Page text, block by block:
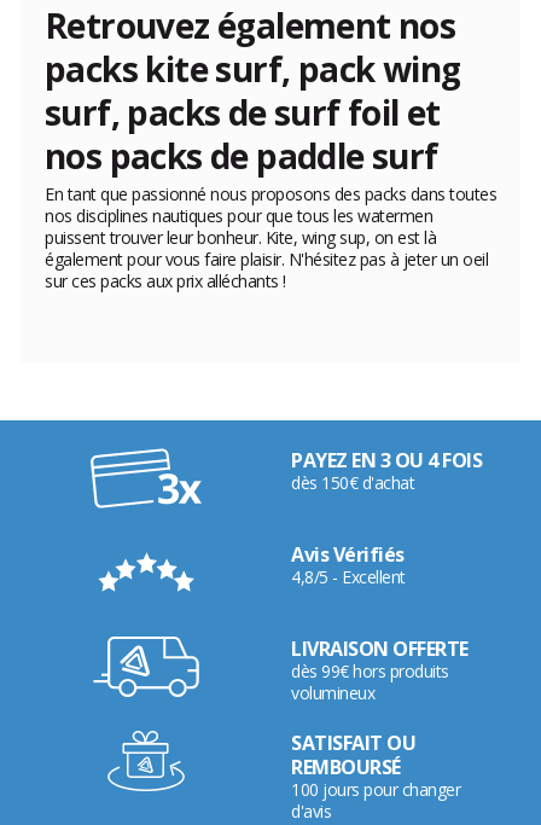
Retrouvez également nos
packs kite surf, pack wing
surf, packs de surf foil et
nos packs de paddle surf
En tant que passionné nous proposons des packs dans toutes
nos disciplines nautiques pour que tous les watermen
puissent trouver leur bonheur. Kite, wing sup, on est là
également pour vous faire plaisir. N'hésitez pas à jeter un oeil
sur ces packs aux prix alléchants !
PAYEZ EN 3 OU 4 FOIS
dès 150€ d'achat
Avis Vérifiés
4,8/5 - Excellent
LIVRAISON OFFERTE
dès 99€ hors produits
volumineux
SATISFAIT OU
REMBOURSÉ
100 jours pour changer
d'avis